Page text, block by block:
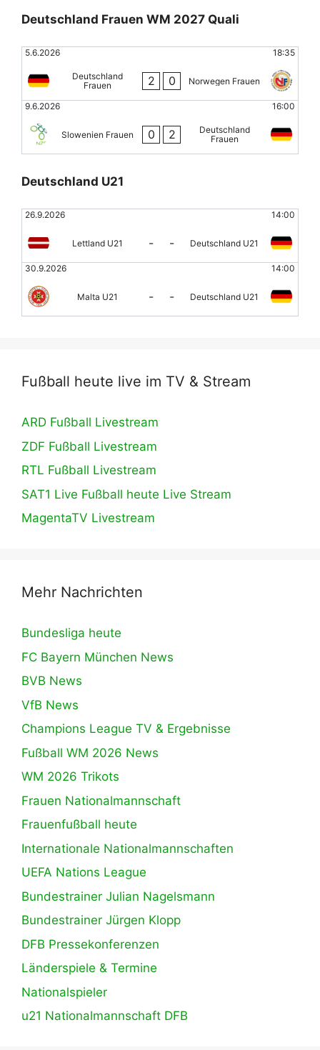
Deutschland Frauen WM 2027 Quali
5.6.2026 18:35
Deutschland
Frauen
2 0 Norwegen Frauen
9.6.2026 16:00
Slowenien Frauen 0 2
Deutschland
Frauen
Deutschland U21
26.9.2026 14:00
Lettland U21 - - Deutschland U21
30.9.2026 14:00
Malta U21 - - Deutschland U21
Fußball heute live im TV & Stream
ARD Fußball Livestream
ZDF Fußball Livestream
RTL Fußball Livestream
SAT1 Live Fußball heute Live Stream
MagentaTV Livestream
Mehr Nachrichten
Bundesliga heute
FC Bayern München News
BVB News
VfB News
Champions League TV & Ergebnisse
Fußball WM 2026 News
WM 2026 Trikots
Frauen Nationalmannschaft
Frauenfußball heute
Internationale Nationalmannschaften
UEFA Nations League
Bundestrainer Julian Nagelsmann
Bundestrainer Jürgen Klopp
DFB Pressekonferenzen
Länderspiele & Termine
Nationalspieler
u21 Nationalmannschaft DFB